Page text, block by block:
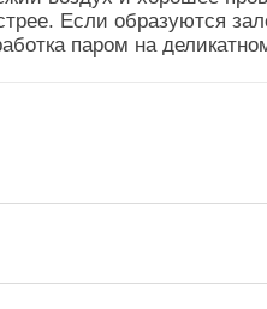
Если образуются
паром на